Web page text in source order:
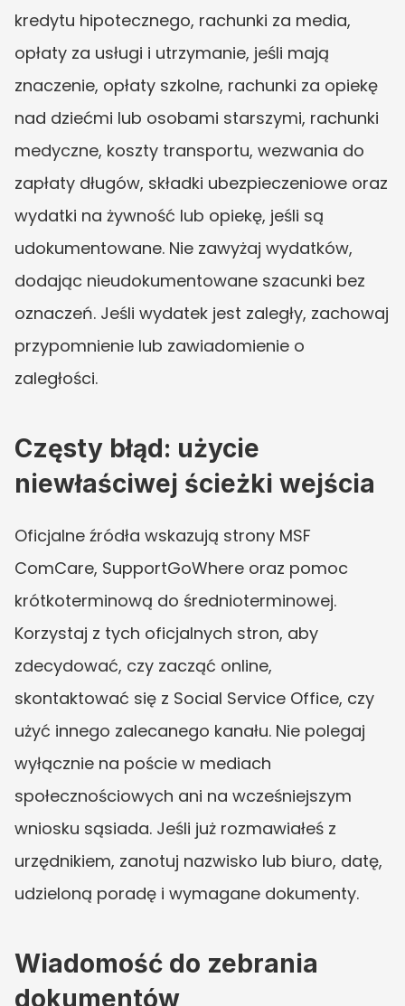
kredytu hipotecznego, rachunki za media,
opłaty za usługi i utrzymanie, jeśli mają
znaczenie, opłaty szkolne, rachunki za opiekę
nad dziećmi lub osobami starszymi, rachunki
medyczne, koszty transportu, wezwania do
zapłaty długów, składki ubezpieczeniowe oraz
wydatki na żywność lub opiekę, jeśli są
udokumentowane. Nie zawyżaj wydatków,
dodając nieudokumentowane szacunki bez
oznaczeń. Jeśli wydatek jest zaległy, zachowaj
przypomnienie lub zawiadomienie o
zaległości.
Częsty błąd: użycie
niewłaściwej ścieżki wejścia
Oficjalne źródła wskazują strony MSF
ComCare, SupportGoWhere oraz pomoc
krótkoterminową do średnioterminowej.
Korzystaj z tych oficjalnych stron, aby
zdecydować, czy zacząć online,
skontaktować się z Social Service Office, czy
użyć innego zalecanego kanału. Nie polegaj
wyłącznie na poście w mediach
społecznościowych ani na wcześniejszym
wniosku sąsiada. Jeśli już rozmawiałeś z
urzędnikiem, zanotuj nazwisko lub biuro, datę,
udzieloną poradę i wymagane dokumenty.
Wiadomość do zebrania
dokumentów